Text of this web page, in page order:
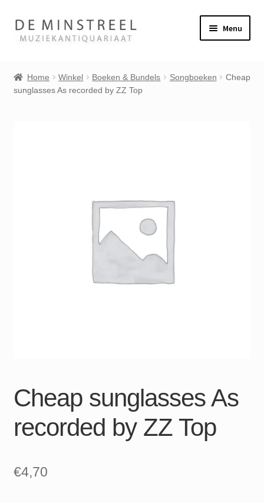
Ga
door
Ga
naar
Menu
Contact
Home Winkel Boeken & Bundels Songboeken
Cheap
sunglasses As recorded by ZZ Top
Cheap sunglasses As
recorded by ZZ Top
€4,70